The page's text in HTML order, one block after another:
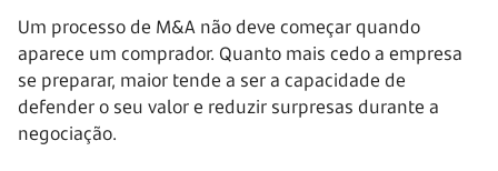
Um processo de M&A não deve começar quando
aparece um comprador. Quanto mais cedo a empresa
se preparar, maior tende a ser a capacidade de
defender o seu valor e reduzir surpresas durante a
negociação.